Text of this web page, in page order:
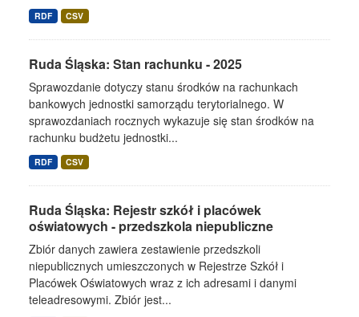
RDF CSV
Ruda Śląska: Stan rachunku - 2025
Sprawozdanie dotyczy stanu środków na rachunkach
bankowych jednostki samorządu terytorialnego. W
sprawozdaniach rocznych wykazuje się stan środków na
rachunku budżetu jednostki...
RDF CSV
Ruda Śląska: Rejestr szkół i placówek
oświatowych - przedszkola niepubliczne
Zbiór danych zawiera zestawienie przedszkoli
niepublicznych umieszczonych w Rejestrze Szkół i
Placówek Oświatowych wraz z ich adresami i danymi
teleadresowymi. Zbiór jest...